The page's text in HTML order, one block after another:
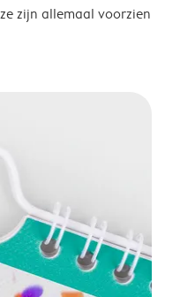
zijn allemaal voorzien